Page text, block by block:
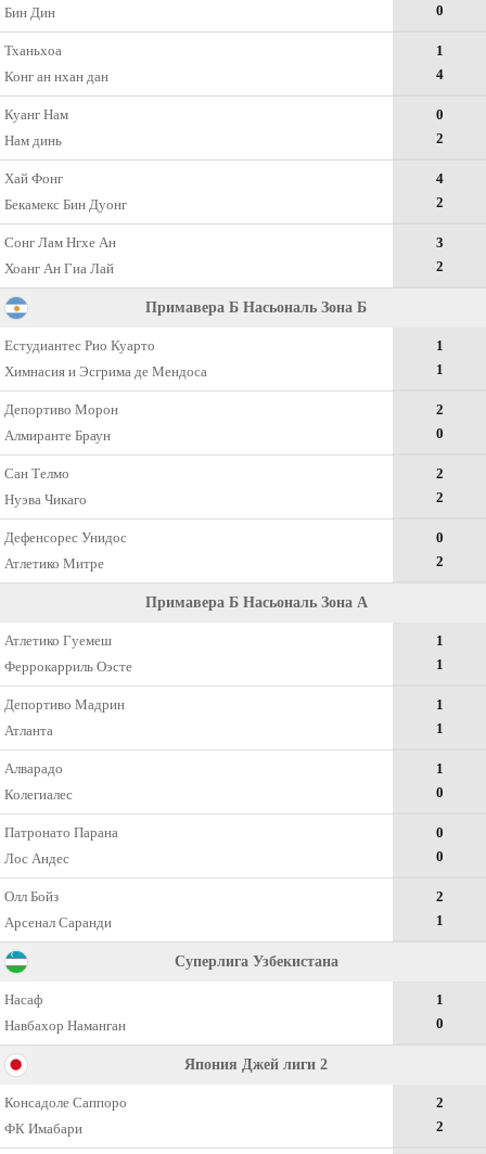
Бин Дин
0
Тханьхоа
Конг ан нхан дан
1
4
Куанг Нам
Нам динь
0
2
Хай Фонг
Бекамекс Бин Дуонг
4
2
Сонг Лам Нгхе Ан
Хоанг Ан Гиа Лай
3
2
Примавера Б Насьональ Зона Б
Естудиантес Рио Куарто
Химнасия и Эсгрима де Мендоса
1
1
Депортиво Морон
Алмиранте Браун
2
0
Сан Телмо
Нуэва Чикаго
2
2
Дефенсорес Унидос
Атлетико Митре
0
2
Примавера Б Насьональ Зона А
Атлетико Гуемеш
Феррокарриль Оэсте
1
1
Депортиво Мадрин
Атланта
1
1
Алварадо
Колегиалес
1
0
Патронато Парана
Лос Андес
0
0
Олл Бойз
Арсенал Саранди
2
1
Суперлига Узбекистана
Насаф
Навбахор Наманган
1
0
Япония Джей лиги 2
Консадоле Саппоро
ФК Имабари
2
2